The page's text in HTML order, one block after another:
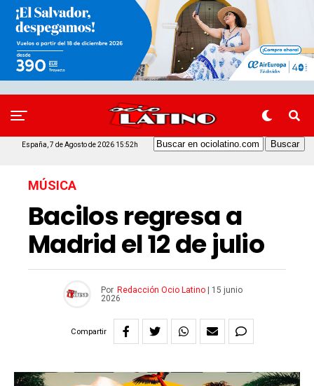
España, 7 de Agosto de 2026 15:52h
MÚSICA
Bacilos regresa a
Madrid el 12 de julio
Por Redacción Ocio Latino|
15 junio
2026
Compartir